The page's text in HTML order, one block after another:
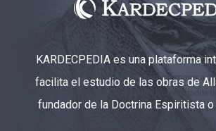
KARDECPEDIA es una plataforma
facilita el estudio de las obras de
fundador de la Doctrina Espiritista